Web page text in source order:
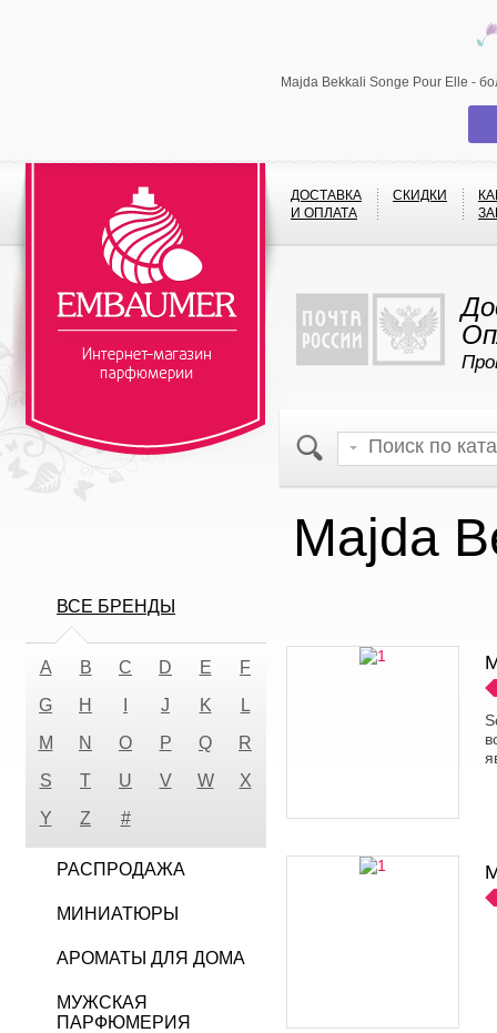
Majda Bekkali Songe Pour Elle -
ДОСТАВКА
И ОПЛАТА
СКИДКИ
Majda
ВСЕ БРЕНДЫ
A B C D E
F
G
H J K
L
M
N O P Q
R
S
T U V W
X
Y
Z #
РАСПРОДАЖА
МИНИАТЮРЫ
АРОМАТЫ ДЛЯ ДОМА
МУЖСКАЯ
ПАРФЮМЕРИЯ